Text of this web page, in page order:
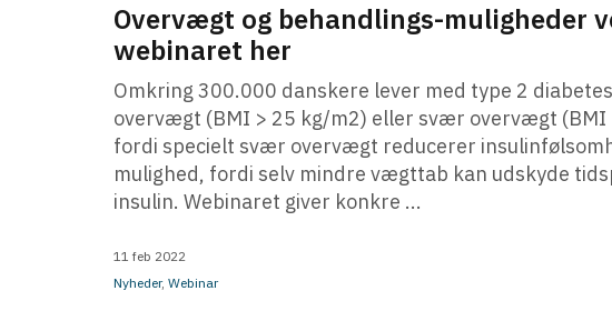
Overvægt og behandlings-muligheder
webinaret her
Omkring 300.000 danskere lever med type 2
overvægt (BMI > 25 kg/m2) eller svær overvægt
fordi specielt svær overvægt reducerer
mulighed, fordi selv mindre vægttab kan udskyde
insulin. Webinaret giver konkre ...
11 feb 2022
Nyheder, Webinar